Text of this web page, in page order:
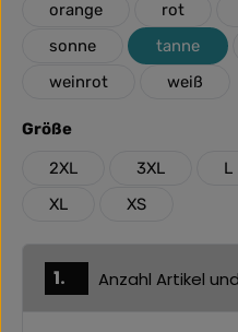
orange
rot
sonne
tanne
weinrot
weiß
Größeauswählen
2XL 3XL L
XL
XS
1. Anzahl Artikel